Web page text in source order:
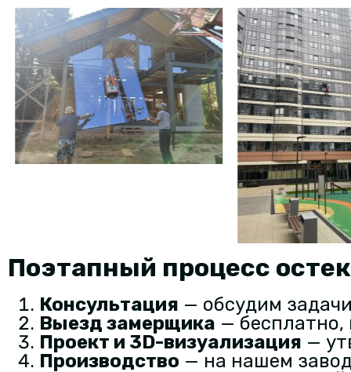
Поэтапный процесс
Консультация — обсудим
Выезд замерщика — бесплатно,
Проект и 3D-визуализация —
Производство — на нашем